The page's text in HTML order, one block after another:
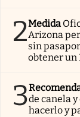
2Medida
Arizona
sin
obtener un
3de canela
hacerlo y